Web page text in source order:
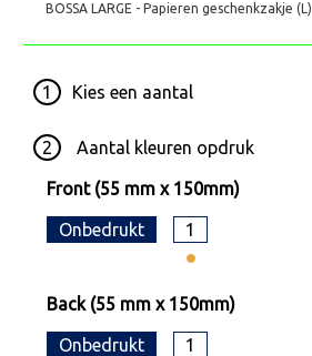
BOSSA LARGE - Papieren geschenkzakje (L)
1 Kies een aantal
2 Aantal kleuren opdruk
Front (55 mm x 150mm)
Onbedrukt 1
Back (55 mm x 150mm)
Onbedrukt 1